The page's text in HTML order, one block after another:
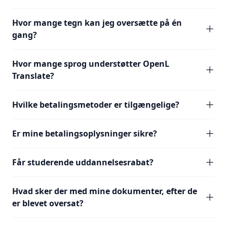
Hvor mange tegn kan jeg oversætte på én
gang?
Hvor mange sprog understøtter OpenL
Translate?
Hvilke betalingsmetoder er tilgængelige?
Er mine betalingsoplysninger sikre?
Får studerende uddannelsesrabat?
Hvad sker der med mine dokumenter, efter de
er blevet oversat?